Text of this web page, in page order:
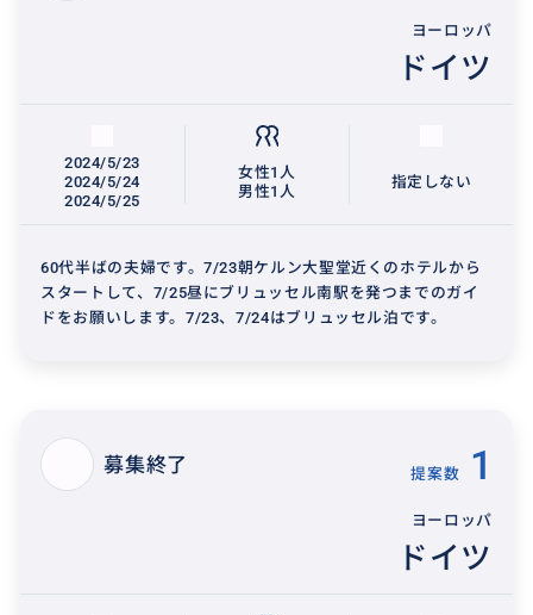
ヨーロッパ
ドイツ
2024/5/23
2024/5/24
2024/5/25
女性1人
男性1人
指定しない
60代半ばの夫婦です。7/23朝ケルン大聖堂近くのホテルから
スタートして、7/25昼にブリュッセル南駅を発つまでのガイ
ドをお願いします。7/23、7/24はブリュッセル泊です。
募集終了 提案数 1
ヨーロッパ
ドイツ